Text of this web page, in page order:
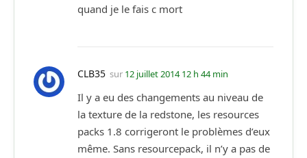
quand je le fais c mort
CLB35 sur 12 juillet 2014 12 h 44 min
Il y a eu des changements au niveau de
la texture de la redstone, les resources
packs 1.8 corrigeront le problèmes d’eux
même. Sans resourcepack, il n’y a pas de